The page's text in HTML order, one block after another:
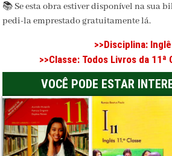
MEC,
Classe /
Editora:
📚 Se esta obra estiver disponível na sua
pedi-la emprestado gratuitamente lá.
>>Disciplina:
>>Classe: Todos Livros da 11ª
VOCÊ PODE ESTAR